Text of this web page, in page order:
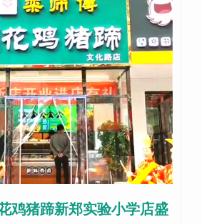
鸡猪蹄新郑实验小学店盛